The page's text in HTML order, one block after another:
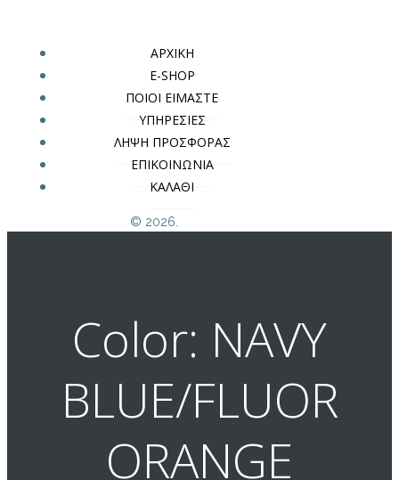
ΑΡΧΙΚΗ
E-SHOP
ΠΟΙΟΙ ΕΙΜΑΣΤΕ
ΥΠΗΡΕΣΙΕΣ
ΛΗΨΗ ΠΡΟΣΦΟΡΑΣ
ΕΠΙΚΟΙΝΩΝΙΑ
ΚΑΛΑΘΙ
© 2026.
Color: NAVY
BLUE/FLUOR
ORANGE